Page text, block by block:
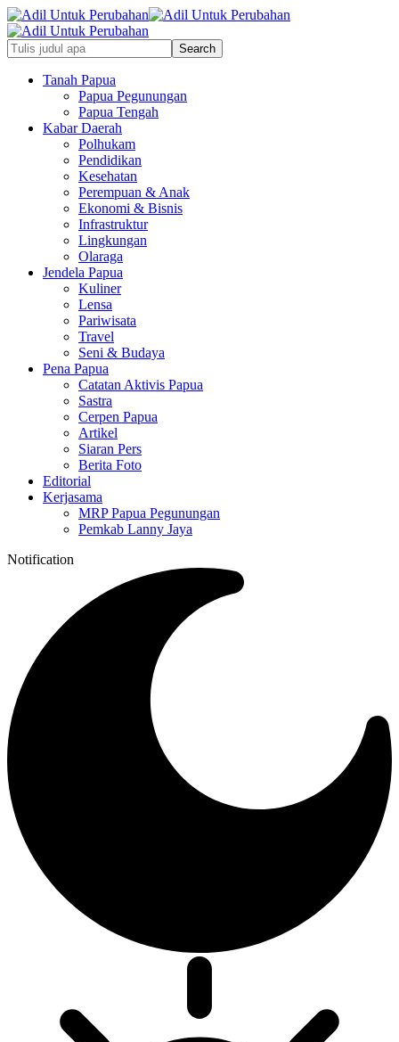
Tanah Papua
Papua Pegunungan
Papua Tengah
Kabar Daerah
Polhukam
Pendidikan
Kesehatan
Perempuan & Anak
Ekonomi & Bisnis
Infrastruktur
Lingkungan
Olaraga
Jendela Papua
Kuliner
Lensa
Pariwisata
Travel
Seni & Budaya
Pena Papua
Catatan Aktivis Papua
Sastra
Cerpen Papua
Artikel
Siaran Pers
Berita Foto
Editorial
Kerjasama
MRP Papua Pegunungan
Pemkab Lanny Jaya
Notification